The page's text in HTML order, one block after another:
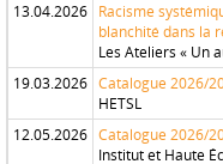
13.04.2026 Racisme
blanchité dans la
Les Ateliers « Un
19.03.2026 Catalogue 2026/
HETSL
12.05.2026 Catalogue 2026/
Institut et Haute